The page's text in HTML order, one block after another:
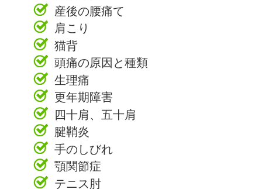
産後の腰痛て
肩こり
猫背
頭痛の原因と種類
生理痛
更年期障害
四十肩、五十肩
腱鞘炎
手のしびれ
顎関節症
テニス肘